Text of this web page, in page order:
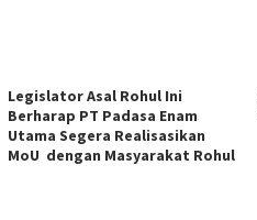
Legislator Asal Rohul Ini
Berharap PT Padasa Enam
Utama Segera Realisasikan
MoU dengan Masyarakat Rohul